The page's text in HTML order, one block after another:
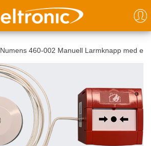
Numens 460-002 Manuell Larmknapp med